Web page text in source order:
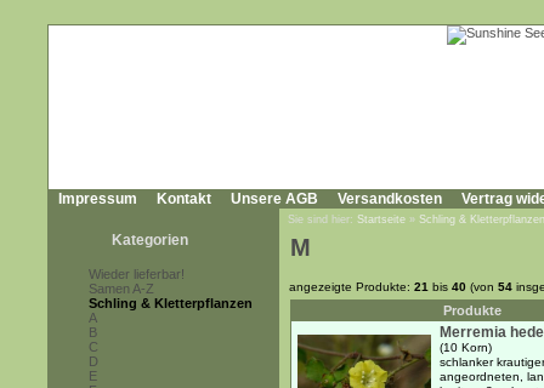
Impressum Kontakt Unsere AGB Versandkosten Vertrag
Kategorien
Wieder lieferbar!
Samen A-Z
Schling & Kletterpflanzen
A
B
C
D
E
Sie sind hier: Startseite » Schling & Kletterpflanzen
M
angezeigte Produkte: 21 bis 40 (von 54
Produkte
Merremia
(10 Korn)
schlanker
angeordneten,